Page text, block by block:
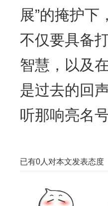
展”的掩护
不仅要具备
智慧，以及
是过去的回
听那响亮名
已有0 人对本文发表态度